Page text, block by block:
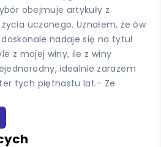
obejmuje artykuły z
uczonego. Uznałem, że ów
nadaje się na tytuł
z mojej winy, ile z winy
idealnie zarazem
tych piętnastu lat.- Ze